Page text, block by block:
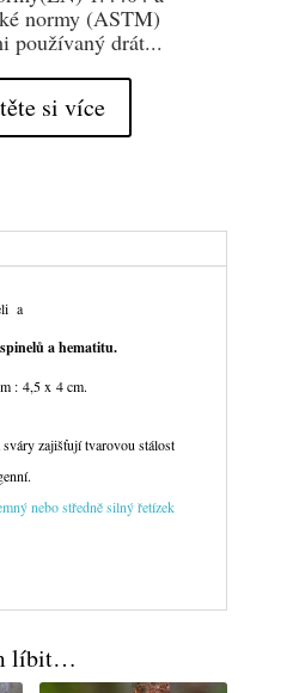
normy (ASTM)
používaný drát...
si více
a
a hematitu.
: 4,5 x 4 cm.
zajišťují tvarovou stálost
nebo středně silný řetízek
líbit…